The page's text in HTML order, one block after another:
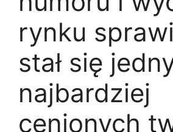
rynku
stał się
najbardziej
cenionych